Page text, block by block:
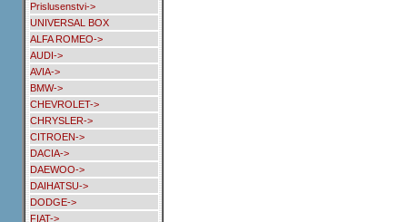
Prislusenstvi->
UNIVERSAL BOX
ALFA ROMEO->
AUDI->
AVIA->
BMW->
CHEVROLET->
CHRYSLER->
CITROEN->
DACIA->
DAEWOO->
DAIHATSU->
DODGE->
FIAT->